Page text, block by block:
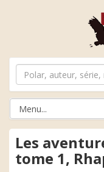
Les
tome 1,